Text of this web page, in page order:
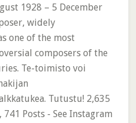
1928 – 5 December
widely
one of the most
composers of the
Te-toimisto voi
Tutustu! 2,635
Posts - See Instagram